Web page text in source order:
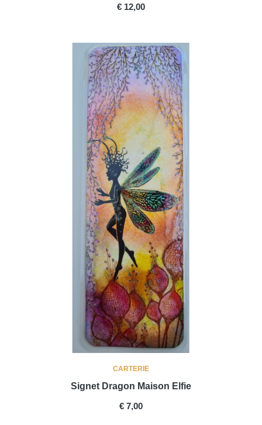
PRICE
€ 12,00
CARTERIE
Signet Dragon Maison Elfie
PRICE
€ 7,00